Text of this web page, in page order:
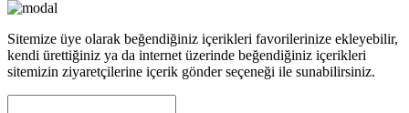
Sitemize üye olarak beğendiğiniz içerikleri favorilerinize ekleyebilir,
kendi ürettiğiniz ya da internet üzerinde beğendiğiniz içerikleri
sitemizin ziyaretçilerine içerik gönder seçeneği ile sunabilirsiniz.